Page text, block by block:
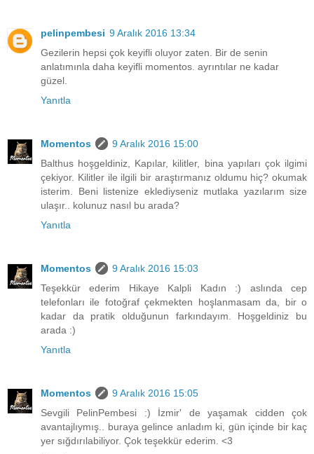
pelinpembesi 9 Aralık 2016 13:34
Gezilerin hepsi çok keyifli oluyor zaten. Bir de senin
anlatımınla daha keyifli momentos. ayrıntılar ne kadar
güzel.
Yanıtla
Momentos
9 Aralık 2016 15:00
Balthus hoşgeldiniz, Kapılar, kilitler, bina yapıları çok ilgimi
çekiyor. Kilitler ile ilgili bir araştırmanız oldumu hiç? okumak
isterim. Beni listenize eklediyseniz mutlaka yazılarım size
ulaşır.. kolunuz nasıl bu arada?
Yanıtla
Momentos
9 Aralık 2016 15:03
Teşekkür ederim Hikaye Kalpli Kadın :) aslında cep
telefonları ile fotoğraf çekmekten hoşlanmasam da, bir o
kadar da pratik olduğunun farkındayım. Hoşgeldiniz bu
arada :)
Yanıtla
Momentos
9 Aralık 2016 15:05
Sevgili PelinPembesi :) İzmir' de yaşamak cidden çok
avantajlıymış.. buraya gelince anladım ki, gün içinde bir kaç
yer sığdırılabiliyor. Çok teşekkür ederim. <3